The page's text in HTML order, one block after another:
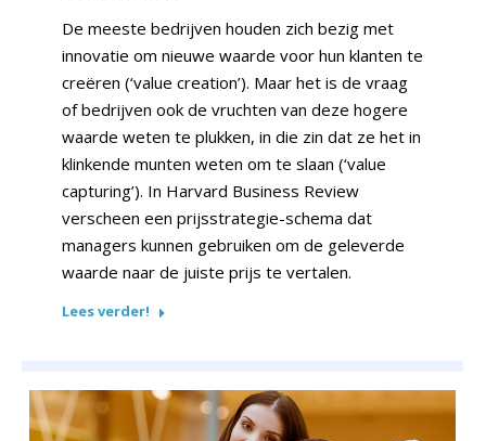
De meeste bedrijven houden zich bezig met
innovatie om nieuwe waarde voor hun klanten te
creëren (‘value creation’). Maar het is de vraag
of bedrijven ook de vruchten van deze hogere
waarde weten te plukken, in die zin dat ze het in
klinkende munten weten om te slaan (‘value
capturing’). In Harvard Business Review
verscheen een prijsstrategie-schema dat
managers kunnen gebruiken om de geleverde
waarde naar de juiste prijs te vertalen.
Lees verder!